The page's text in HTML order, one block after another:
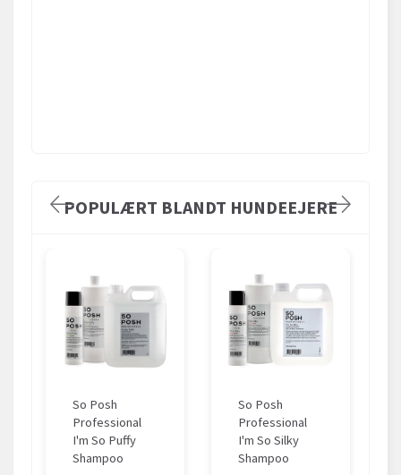
POPULÆRT BLANDT HUNDEEJERE
So Posh
Professional
I'm So Puffy
Shampoo
So Posh
Professional
I'm So Silky
Shampoo